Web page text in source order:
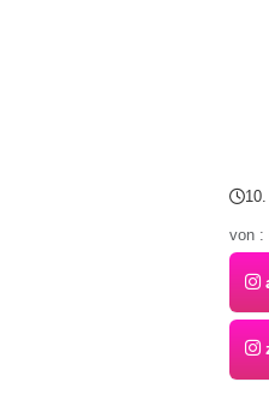
10.
von :